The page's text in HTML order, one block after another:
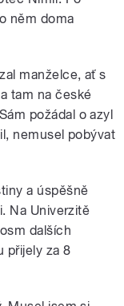
něm doma
manželce, ať s
tam na české
požádal o azyl
nemusel pobývat
a úspěšně
Na Univerzitě
dalších
přijely za 8